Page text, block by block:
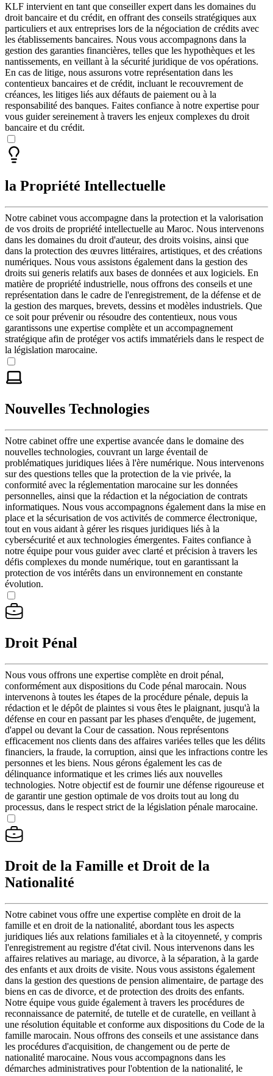
KLF intervient en tant que conseiller expert dans les domaines du
droit bancaire et du crédit, en offrant des conseils stratégiques aux
particuliers et aux entreprises lors de la négociation de crédits avec
les établissements bancaires. Nous vous accompagnons dans la
gestion des garanties financières, telles que les hypothèques et les
nantissements, en veillant à la sécurité juridique de vos opérations.
En cas de litige, nous assurons votre représentation dans les
contentieux bancaires et de crédit, incluant le recouvrement de
créances, les litiges liés aux défauts de paiement ou à la
responsabilité des banques. Faites confiance à notre expertise pour
vous guider sereinement à travers les enjeux complexes du droit
bancaire et du crédit.
la Propriété Intellectuelle
Notre cabinet vous accompagne dans la protection et la valorisation
de vos droits de propriété intellectuelle au Maroc. Nous intervenons
dans les domaines du droit d'auteur, des droits voisins, ainsi que
dans la protection des œuvres littéraires, artistiques, et des créations
numériques. Nous vous assistons également dans la gestion des
droits sui generis relatifs aux bases de données et aux logiciels. En
matière de propriété industrielle, nous offrons des conseils et une
représentation dans le cadre de l'enregistrement, de la défense et de
la gestion des marques, brevets, dessins et modèles industriels. Que
ce soit pour prévenir ou résoudre des contentieux, nous vous
garantissons une expertise complète et un accompagnement
stratégique afin de protéger vos actifs immatériels dans le respect de
la législation marocaine.
Nouvelles Technologies
Notre cabinet offre une expertise avancée dans le domaine des
nouvelles technologies, couvrant un large éventail de
problématiques juridiques liées à l'ère numérique. Nous intervenons
sur des questions telles que la protection de la vie privée, la
conformité avec la réglementation marocaine sur les données
personnelles, ainsi que la rédaction et la négociation de contrats
informatiques. Nous vous accompagnons également dans la mise en
place et la sécurisation de vos activités de commerce électronique,
tout en vous aidant à gérer les risques juridiques liés à la
cybersécurité et aux technologies émergentes. Faites confiance à
notre équipe pour vous guider avec clarté et précision à travers les
défis complexes du monde numérique, tout en garantissant la
protection de vos intérêts dans un environnement en constante
évolution.
Droit Pénal
Nous vous offrons une expertise complète en droit pénal,
conformément aux dispositions du Code pénal marocain. Nous
intervenons à toutes les étapes de la procédure pénale, depuis la
rédaction et le dépôt de plaintes si vous êtes le plaignant, jusqu'à la
défense en cour en passant par les phases d'enquête, de jugement,
d'appel ou devant la Cour de cassation. Nous représentons
efficacement nos clients dans des affaires variées telles que les délits
financiers, la fraude, la corruption, ainsi que les infractions contre les
personnes et les biens. Nous gérons également les cas de
délinquance informatique et les crimes liés aux nouvelles
technologies. Notre objectif est de fournir une défense rigoureuse et
de garantir une gestion optimale de vos droits tout au long du
processus, dans le respect strict de la législation pénale marocaine.
Droit de la Famille et Droit de la
Nationalité
Notre cabinet vous offre une expertise complète en droit de la
famille et en droit de la nationalité, abordant tous les aspects
juridiques liés aux relations familiales et à la citoyenneté, y compris
l'enregistrement au registre d'état civil. Nous intervenons dans les
affaires relatives au mariage, au divorce, à la séparation, à la garde
des enfants et aux droits de visite. Nous vous assistons également
dans la gestion des questions de pension alimentaire, de partage des
biens en cas de divorce, et de protection des droits des enfants.
Notre équipe vous guide également à travers les procédures de
reconnaissance de paternité, de tutelle et de curatelle, en veillant à
une résolution équitable et conforme aux dispositions du Code de la
famille marocain. Nous offrons des conseils et une assistance dans
les procédures d'acquisition, de changement ou de perte de
nationalité marocaine. Nous vous accompagnons dans les
démarches administratives pour l'obtention de la nationalité, le